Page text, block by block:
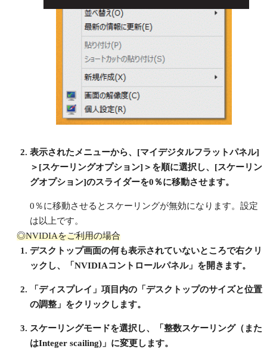
表示されたメニューから、[マイデジタルフラットパネル]
＞[スケーリングオプション]＞を順に選択し、[スケーリン
グオプション]のスライダーを0％に移動させます。
0％に移動させるとスケーリングが無効になります。設定
は以上です。
◎NVIDIAをご利用の場合
デスクトップ画面の何も表示されていないところで右クリ
ックし、「NVIDIAコントロールパネル」を開きます。
「ディスプレイ」項目内の「デスクトップのサイズと位置
の調整」をクリックします。
スケーリングモードを選択し、「整数スケーリング（また
はInteger scailing)」に変更します。